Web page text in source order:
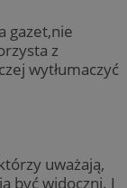
gazet,nie
z
wytłumaczyć
uważają,
być widoczni. I